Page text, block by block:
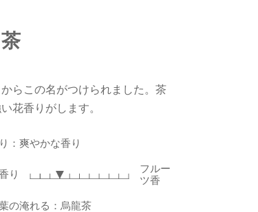
らこの名がつけられました。茶
花香りがします。
：爽やかな香り
り
フルー
ツ香
の淹れる：烏龍茶